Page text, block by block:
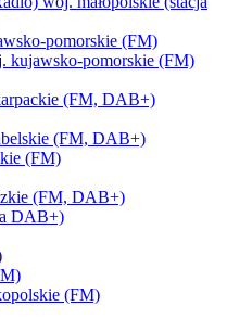
pomorskie (FM)
kujawsko-pomorskie (FM)
(FM, DAB+)
(FM, DAB+)
(FM)
(FM, DAB+)
DAB+)
(FM)